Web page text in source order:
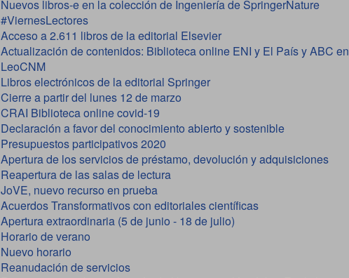
Nuevos libros-e en la colección de Ingeniería de SpringerNature
#ViernesLectores
Acceso a 2.611 libros de la editorial Elsevier
Actualización de contenidos: Biblioteca online ENI y El País y ABC en
LeoCNM
Libros electrónicos de la editorial Springer
Cierre a partir del lunes 12 de marzo
CRAI Biblioteca online covid-19
Declaración a favor del conocimiento abierto y sostenible
Presupuestos participativos 2020
Apertura de los servicios de préstamo, devolución y adquisiciones
Reapertura de las salas de lectura
JoVE, nuevo recurso en prueba
Acuerdos Transformativos con editoriales científicas
Apertura extraordinaria (5 de junio - 18 de julio)
Horario de verano
Nuevo horario
Reanudación de servicios